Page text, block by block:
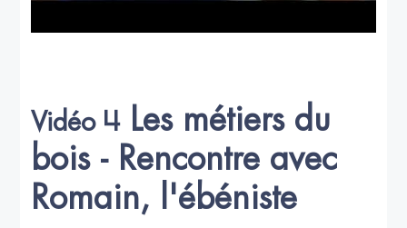
Vidéo 4Les métiers du
bois - Rencontre avec
Romain, l'ébéniste